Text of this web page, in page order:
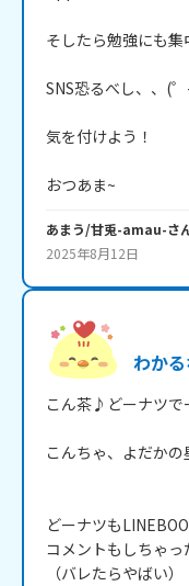
そしたら勉強にも集
SNS恐るべし、、(
気を付けよう！
おつあま~
あまう/甘兎-amau-さ
2025年8月12日
わか
こん茶♪どーナツで
こんちゃ、よだかの
どーナツも
コメントもしちゃっ
（バレたらやばい）